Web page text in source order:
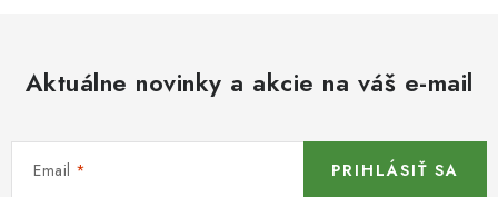
Aktuálne novinky a akcie na váš e-mail
Email PRIHLÁSIŤ SA